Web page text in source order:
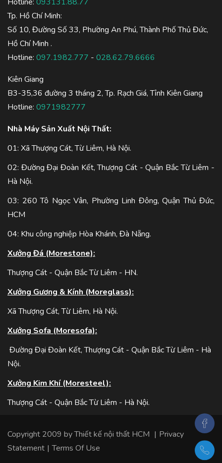
Tp. Hồ Chí Minh:
Số 10, Đường Số 33, Phường An Phú, Thành Phố Thủ Đức,
Hồ Chí Minh .
Hotline: 097.1982.777 - 028.62.79.6666
Kiên Giang
B3-35,36 đường 3 tháng 2, Tp. Rạch Giá, Tỉnh Kiên Giang
Hotline: 0971982777
Nhà Máy Sản Xuất Nội Thất:
01: Xã Thượng Cát, Từ Liêm, Hà Nội.
02: Đường Đại Đoàn Kết, Thượng Cát - Quận Bắc Từ Liêm -
Hà Nội.
03: 260 Tô Ngọc Vân, Phường Linh Đông, Quận Thủ Đức,
HCM
04: Khu công nghiệp Hòa Khánh, Đà Nẵng.
Xưởng Đá (Morestone):
Thượng Cát - Quận Bắc Từ Liêm - HN.
Xưởng Gương & Kính (Moreglass):
Xã Thượng Cát, Từ Liêm, Hà Nội.
Xưởng Sofa (Moresofa):
Đường Đại Đoàn Kết, Thượng Cát - Quận Bắc Từ Liêm - Hà
Nội.
Xưởng Kim Khí (Moresteel):
Thượng Cát - Quận Bắc Từ Liêm - Hà Nội.
Copyright 2009 byThiết kế nội thất HCM | Privacy
Statement | Terms Of Use